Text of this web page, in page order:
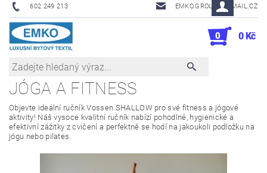
602 249 213 EMKO.GROUSL@EMAIL.CZ
0 0 Kč
JÓGA A FITNESS
Objevte ideální ručník Vossen SHALLOW pro své fitness a jógové
aktivity! Náš vysoce kvalitní ručník nabízí pohodlné, hygienické a
efektivní zážitky z cvičení a perfektně se hodí na jakoukoli podložku na
jógu nebo pilates.